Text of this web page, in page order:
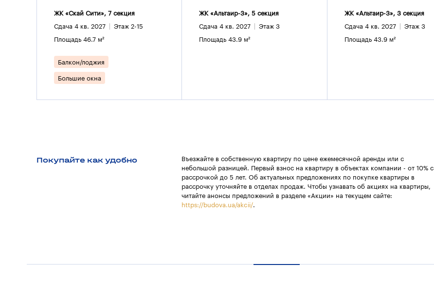
ЖК «Скай Сити», 7 секция
Сдача 4 кв. 2027 Этаж 2-15
Площадь 46.7 м²
Балкон/лоджия
Большие окна
ЖК «Альтаир-3», 5 секция
Сдача 4 кв. 2027 Этаж 3
Площадь 43.9 м²
ЖК «Альтаир-3», 3 секция
Сдача 4 кв. 2027 Этаж 3
Площадь 43.9 м²
Покупайте как удобно
Въезжайте в собственную квартиру по цене ежемесячной аренды или с
небольшой разницей. Первый взнос на квартиру в объектах компании - от 10% с
рассрочкой до 5 лет. Об актуальных предложениях по покупке квартиры в
рассрочку уточняйте в отделах продаж. Чтобы узнавать об акциях на квартиры,
читайте анонсы предложений в разделе «Акции» на текущем сайте:
https://budova.ua/akcii/.